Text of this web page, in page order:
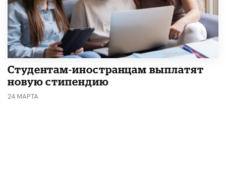
Студентам-иностранцам выплатят
новую стипендию
24 МАРТА